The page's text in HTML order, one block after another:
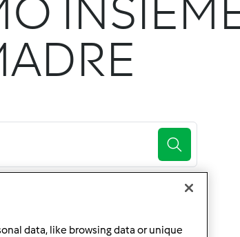
data, like browsing data or unique